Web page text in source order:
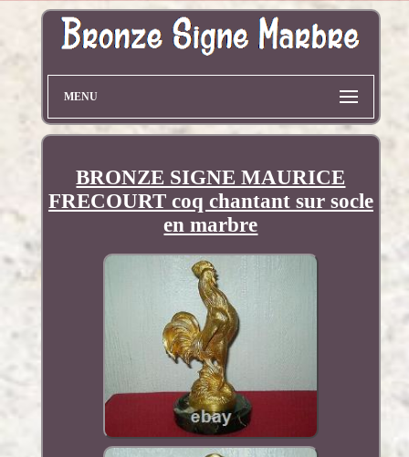
MENU
BRONZE SIGNE MAURICE
FRECOURT coq chantant sur socle
en marbre